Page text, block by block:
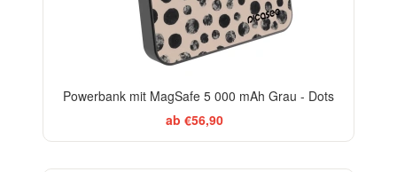
Powerbank mit MagSafe 5 000 mAh Grau - Dots
ab €56,90